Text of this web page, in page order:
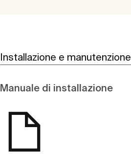
Installazione e manutenzione
Manuale di installazione